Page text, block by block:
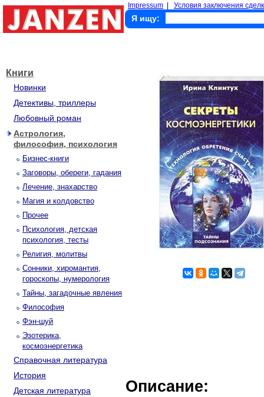
Impressum Условия заключения
Я ищу:
Книги
Новинки
Детективы, триллеры
Любовный роман
Астрология,
философия, психология
Бизнес-книги
Заговоры, обереги, гадания
Лечение, знахарство
Магия и колдовство
Прочее
Психология, детская
психология, тесты
Религия, молитвы
Сонники, хиромантия,
гороскопы, нумерология
Тайны, загадочные явления
Философия
Фэн-шуй
Эзотерика,
космоэнергетика
Справочная литература
История
Детская литература
Описание: